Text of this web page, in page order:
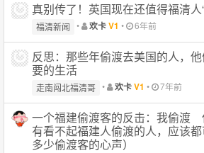
真别传了！英国现在还值得福清人“
福清新闻 • 欢卡V1 • 6年前
反思：那些年偷渡去美国的人，他
要的生活
走南闯北福清哥 • 欢卡V1 • 7年前
一个福建偷渡客的反击：我偷渡
有看不起福建人偷渡的人，应该
多少偷渡客的心声）